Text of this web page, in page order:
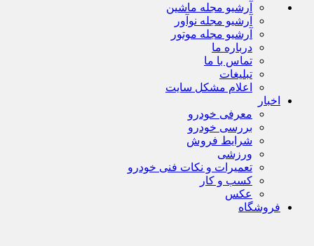
آرشیو مجله ماشین
آرشیو مجله نوآور
آرشیو مجله موتور
درباره ما
تماس با ما
تبلیغات
اعلام مشکل سایت
اخبار
معرفی خودرو
بررسی خودرو
شرایط فروش
ورزشی
تعمیرات و نکات فنی خودرو
کسب و کار
عکس
فروشگاه